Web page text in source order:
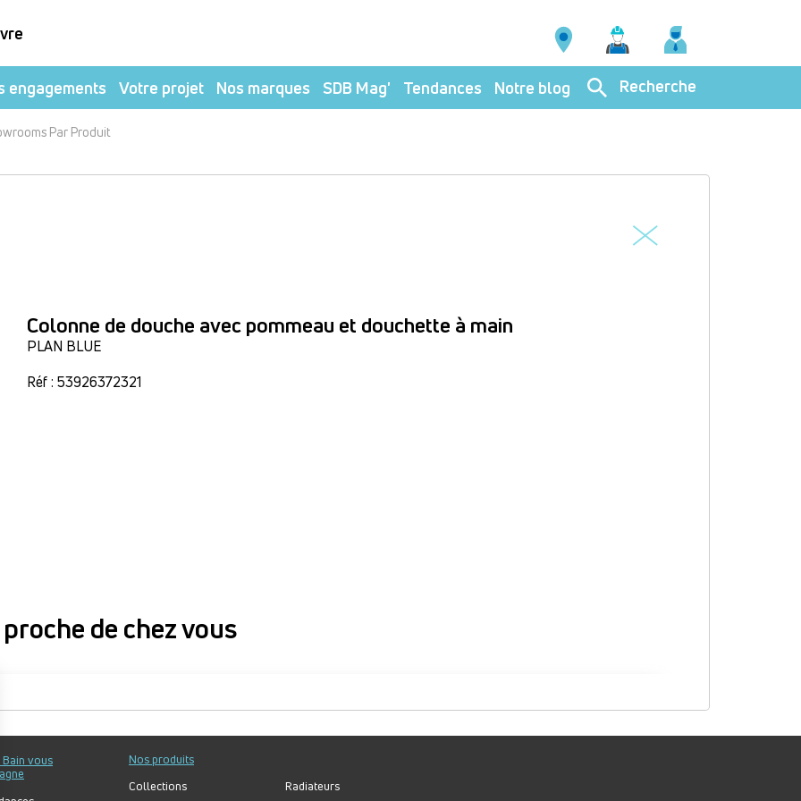
engagements Votre projet Nos marques SDB Mag' Tendances Notre blog Recherche
Par Produit
Colonne de douche avec pommeau et douchette à main
PLAN BLUE
Réf : 53926372321
de chez vous
de chez vous
Bain vous
Nos produits
Collections
Radiateurs